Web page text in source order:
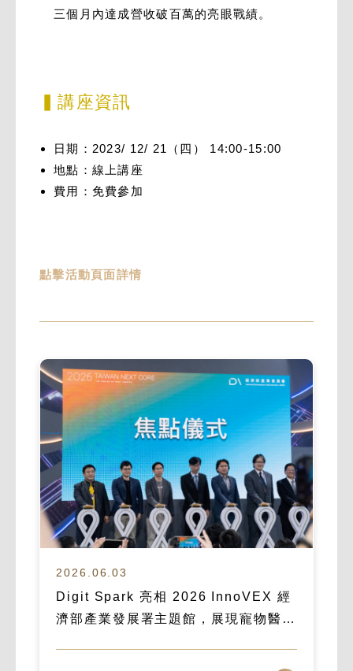
三個月內達成營收破百萬的亮眼戰績。
▍講座資訊
日期：2023/ 12/ 21（四） 14:00-15:00
地點：線上講座
費用：免費參加
點擊活動頁面詳情
2026.06.03
Digit Spark 亮相 2026 InnoVEX 經
濟部產業發展署主題館，展現寵物醫療